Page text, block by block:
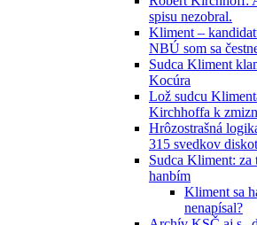
spisu nezobral.
Kliment –
NBÚ som sa
Sudca Kliment
Kocúra
Lož sudcu
Kirchhoffa k
Hrôzostrašná
315 svedkov
Sudca Kliment: za
hanbím
Kliment sa
nenapísal?